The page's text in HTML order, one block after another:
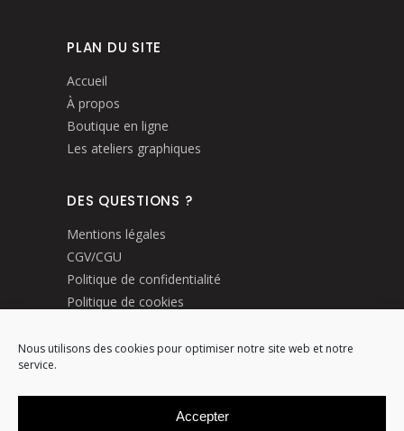
Nous utilisons des cookies pour optimiser notre site web et notre
service.
Accepter
PLAN DU SITE
Accueil
À propos
Boutique en ligne
Les ateliers graphiques
DES QUESTIONS ?
Mentions légales
CGV/CGU
Politique de confidentialité
Politique de cookies